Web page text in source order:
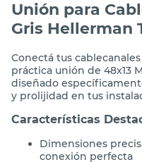
Unión para
Gris Hellerman
Conectá tus
práctica unión de 48x13
diseñado
y prolijidad en tus
Características
Dimensiones
conexión perfecta